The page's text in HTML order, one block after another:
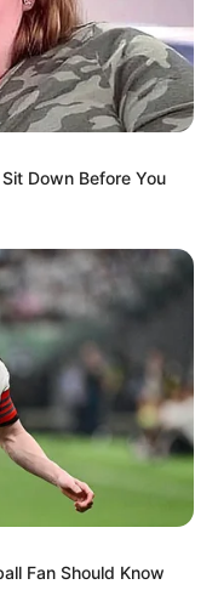
DÜNYA
edən
CƏMİYYƏT
qırdı
Down Before You
Fan Should Know